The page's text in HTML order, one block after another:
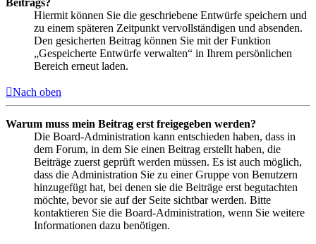
Hiermit können Sie die geschriebene Entwürfe speichern und
zu einem späteren Zeitpunkt vervollständigen und absenden.
Den gesicherten Beitrag können Sie mit der Funktion
„Gespeicherte Entwürfe verwalten“ in Ihrem persönlichen
Bereich erneut laden.
Nach oben
Warum muss mein Beitrag erst freigegeben werden?
Die Board-Administration kann entschieden haben, dass in
dem Forum, in dem Sie einen Beitrag erstellt haben, die
Beiträge zuerst geprüft werden müssen. Es ist auch möglich,
dass die Administration Sie zu einer Gruppe von Benutzern
hinzugefügt hat, bei denen sie die Beiträge erst begutachten
möchte, bevor sie auf der Seite sichtbar werden. Bitte
kontaktieren Sie die Board-Administration, wenn Sie weitere
Informationen dazu benötigen.